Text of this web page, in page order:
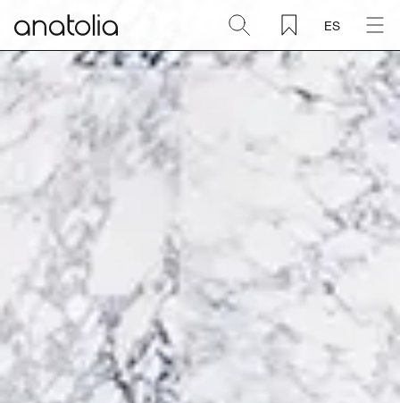
ES
Cerámica + Porcelánico
Piedra natural
Placa sinterizada
Mosaicos
Accesorios
Descubra
Revista